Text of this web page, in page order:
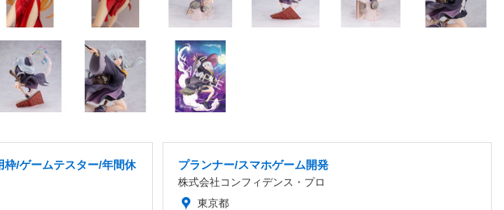
枠/ゲームテスター/年間休
プランナー/スマホゲーム開発
株式会社コンフィデンス・プロ
東京都